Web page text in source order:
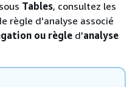
Tables, consultez les
règle d'analyse associé
ou règle d'analyse